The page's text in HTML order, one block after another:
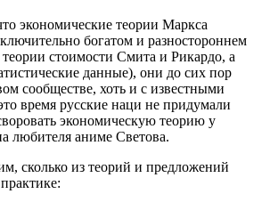
экономические теории Маркса
богатом и разностороннем
стоимости Смита и Рикардо, а
данные), они до сих пор
сообществе, хоть и с известными
время русские наци не придумали
экономическую теорию у
любителя аниме Светова.
сколько из теорий и предложений